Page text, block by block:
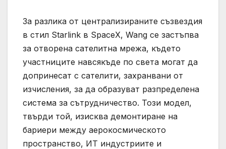
За разлика от централизираните съзвездия
в стил Starlink в SpaceX, Wang се застъпва
за отворена сателитна мрежа, където
участниците навсякъде по света могат да
допринесат с сателити, захранвани от
изчисления, за да образуват разпределена
система за сътрудничество. Този модел,
твърди той, изисква демонтиране на
бариери между аерокосмическото
пространство, ИТ индустриите и